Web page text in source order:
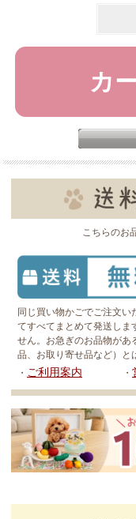
こちらのお
同じ買い物かごでご注文
てすべてまとめて発送しま
せん。お急ぎのお品物があ
品、お取り寄せ品など）と
・ ご利用案内 ・